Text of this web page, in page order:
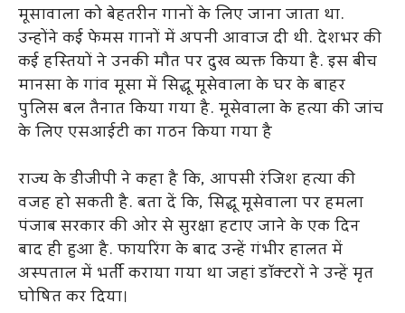
मूसावाला को बेहतरीन गानों के लिए जाना जाता था.
उन्होंने कई फेमस गानों में अपनी आवाज दी थी. देशभर की
कई हस्तियों ने उनकी मौत पर दुख व्यक्त किया है. इस बीच
मानसा के गांव मूसा में सिद्धू मूसेवाला के घर के बाहर
पुलिस बल तैनात किया गया है. मूसेवाला के हत्या की जांच
के लिए एसआईटी का गठन किया गया है
राज्य के डीजीपी ने कहा है कि, आपसी रंजिश हत्या की
वजह हो सकती है. बता दें कि, सिद्धू मूसेवाला पर हमला
पंजाब सरकार की ओर से सुरक्षा हटाए जाने के एक द‍िन
बाद ही हुआ है. फायरिंग के बाद उन्हें गंभीर हालत में
अस्पताल में भर्ती कराया गया था जहां डॉक्टरों ने उन्हें मृत
घोषित कर दिया।